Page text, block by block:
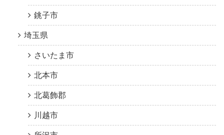
銚子市
埼玉県
さいたま市
北本市
北葛飾郡
川越市